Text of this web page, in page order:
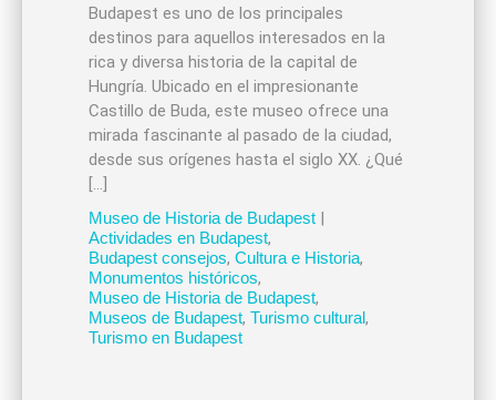
Budapest es uno de los principales
destinos para aquellos interesados en la
rica y diversa historia de la capital de
Hungría. Ubicado en el impresionante
Castillo de Buda, este museo ofrece una
mirada fascinante al pasado de la ciudad,
desde sus orígenes hasta el siglo XX. ¿Qué
[…]
Museo de Historia de Budapest|
Actividades en Budapest,
Budapest consejos, Cultura e Historia,
Monumentos históricos,
Museo de Historia de Budapest,
Museos de Budapest, Turismo cultural,
Turismo en Budapest